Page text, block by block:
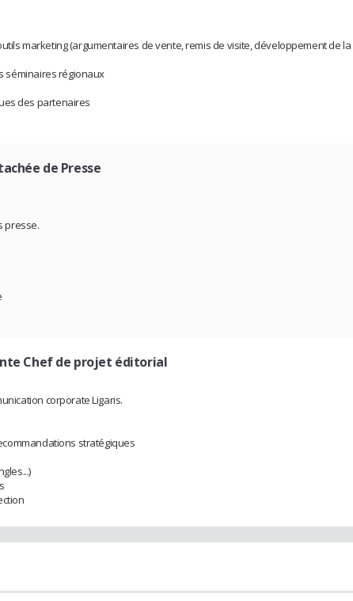
marketing (argumentaires de vente, remis de visite, développement de la
séminaires régionaux
des partenaires
de Presse
presse.
Chef de projet éditorial
corporate Ligaris.
stratégiques